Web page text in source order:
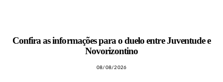
Confira as informações para o duelo entre Juventude e
Novorizontino
08/08/2026